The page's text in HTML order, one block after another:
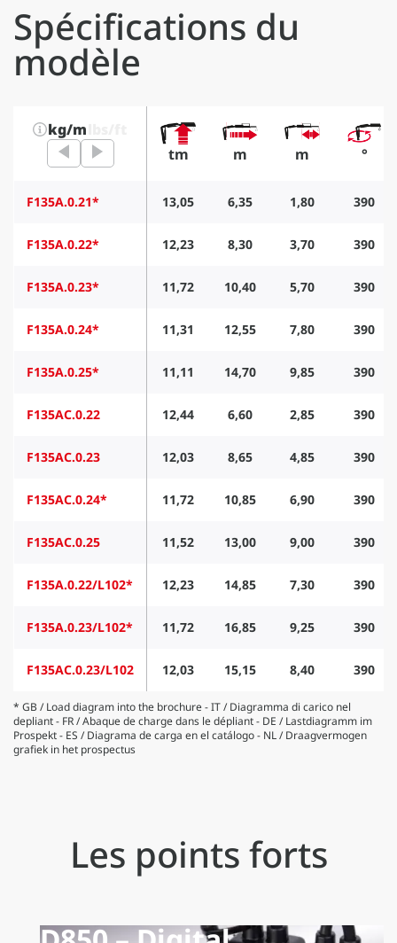
Spécifications du
modèle
kg/m
tm
m m °
F135A.0.21* 13,05 6,35 1,80 390
F135A.0.22* 12,23 8,30 3,70 390
F135A.0.23* 11,72 10,40 5,70 390
F135A.0.24* 11,31 12,55 7,80 390
F135A.0.25* 11,11 14,70 9,85 390
F135AC.0.22 12,44 6,60 2,85 390
F135AC.0.23 12,03 8,65 4,85 390
F135AC.0.24* 11,72 10,85 6,90 390
F135AC.0.25 11,52 13,00 9,00 390
F135A.0.22/L102* 12,23 14,85 7,30 390
F135A.0.23/L102* 11,72 16,85 9,25 390
F135AC.0.23/L102 12,03 15,15 8,40 390
* GB / Load diagram into the brochure - IT / Diagramma di carico nel
depliant - FR / Abaque de charge dans le dépliant - DE / Lastdiagramm im
Prospekt - ES / Diagrama de carga en el catálogo - NL / Draagvermogen
grafiek in het prospectus
Les points forts